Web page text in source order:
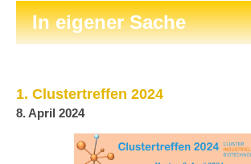
In eigener Sache
1. Clustertreffen 2024
8. April 2024